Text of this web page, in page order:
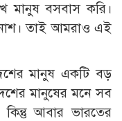
মানুষ বসবাস করি।
তাই আমরাও এই
মানুষ একটি বড়
মানুষের মনে সব
আবার ভারতের